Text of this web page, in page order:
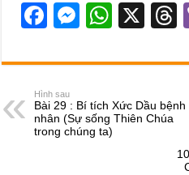
F
c
e
b
o
M
ss
e
n
g
W
at
s
A
X
a
d
Hình sau
Bài 29 : Bí tích Xức Dầu bệnh
nhân (Sự sống Thiên Chúa
trong chúng ta)